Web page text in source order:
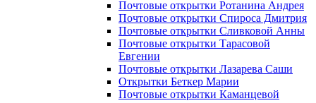
Почтовые открытки Ротанина Андрея
Почтовые открытки Спироса Дмитрия
Почтовые открытки Сливковой Анны
Почтовые открытки Тарасовой
Евгении
Почтовые открытки Лазарева Саши
Открытки Беткер Марии
Почтовые открытки Каманцевой